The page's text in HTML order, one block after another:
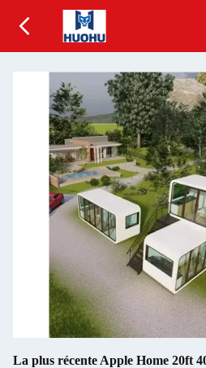
La plus récente Apple Home 20ft